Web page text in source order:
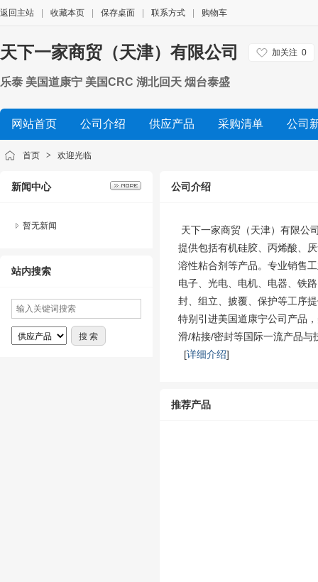
返回主站 收藏本页 保存桌面 联系方式 购物车
天下一家商贸（天津）有限公司 加关注 0
乐泰 美国道康宁 美国CRC 湖北回天 烟台泰盛
网站首页 公司介绍 供应产品 采购清单 公司
首页 > 欢迎光临
新闻中心
暂无新闻
站内搜索
公司介绍
天下一家商贸（天津）有限公
提供包括有机硅胶、丙烯酸、
溶性粘合剂等产品。专业销售
电子、光电、电机、电器、铁
封、组立、披覆、保护等工序
特别引进美国道康宁公司产品
滑/粘接/密封等国际一流产品与
[详细介绍]
推荐产品